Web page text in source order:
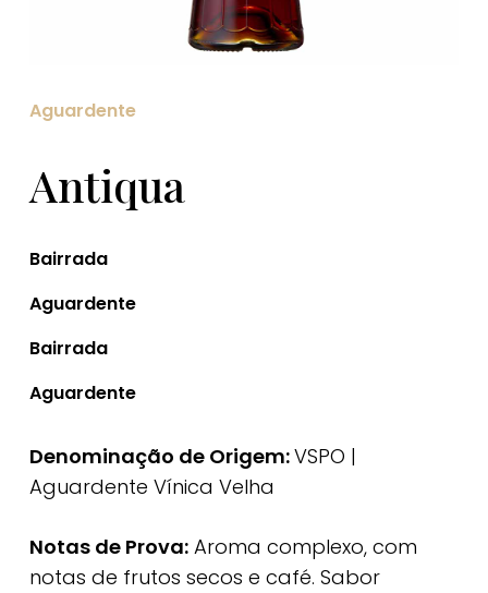
Aguardente
Antiqua
Bairrada
Aguardente
Bairrada
Aguardente
Denominação de Origem:VSPO |
Aguardente Vínica Velha
Notas de Prova:Aroma complexo, com
notas de frutos secos e café. Sabor